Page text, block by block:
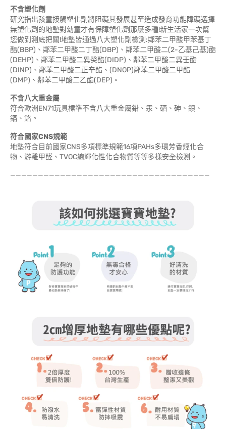
不含塑化劑
研究指出孩童接觸塑化劑將阻礙其發展甚至造成發育功能障礙選擇
無塑化劑的地墊對幼童才有保障塑化劑那麼多種!新生活家一次幫
您做到測底把關!地墊皆通過八大塑化劑檢測:鄰苯二甲酸甲苯基丁
酯(BBP)、鄰苯二甲酸二丁酯(DBP)、鄰苯二甲酸二(2-乙基己基)酯
(DEHP)、鄰苯二甲酸二異癸酯(DIDP)、鄰苯二甲酸二異壬酯
(DINP)、鄰苯二甲酸二正辛酯、(DNOP)鄰苯二甲酸二甲酯
(DMP)、鄰苯二甲酸二乙酯(DEP)。
不含八大重金屬
符合歐洲EN71玩具標準不含八大重金屬鉛、汞、硒、砷、鋇、
鎘、鉻。
符合國家CNS規範
地墊符合目前國家CNS多項標準規範16項PAHs多環芳香烴化合
物、游離甲醛、TVOC總輝化性化合物質等等多樣安全檢測。
————————————————————————————————————